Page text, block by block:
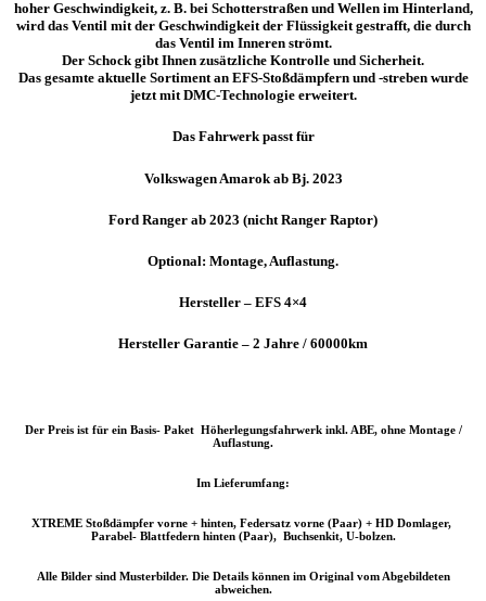
hoher Geschwindigkeit, z. B. bei Schotterstraßen und Wellen im Hinterland,
wird das Ventil mit der Geschwindigkeit der Flüssigkeit gestrafft, die durch
das Ventil im Inneren strömt.
Der Schock gibt Ihnen zusätzliche Kontrolle und Sicherheit.
Das gesamte aktuelle Sortiment an EFS-Stoßdämpfern und -streben wurde
jetzt mit DMC-Technologie erweitert.
Das Fahrwerk passt für
Volkswagen Amarok ab Bj. 2023
Ford Ranger ab 2023 (nicht Ranger Raptor)
Optional: Montage, Auflastung.
Hersteller – EFS 4×4
Hersteller Garantie – 2 Jahre / 60000km
Der Preis ist für ein Basis- Paket Höherlegungsfahrwerk inkl. ABE, ohne Montage /
Auflastung.
Im Lieferumfang:
XTREME Stoßdämpfer vorne + hinten, Federsatz vorne (Paar) + HD Domlager,
Parabel- Blattfedern hinten (Paar), Buchsenkit, U-bolzen.
Alle Bilder sind Musterbilder. Die Details können im Original vom Abgebildeten
abweichen.